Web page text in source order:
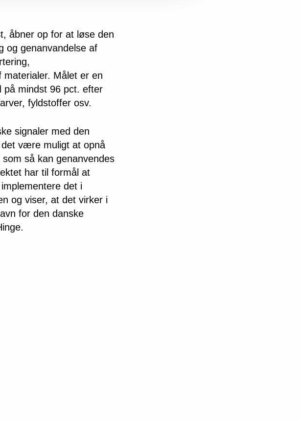
åbner op for at løse den
og genanvandelse af
materialer. Målet er en
på mindst 96 pct. efter
fyldstoffer osv.
signaler med den
være muligt at opnå
så kan genanvendes
har til formål at
det i
og viser, at det virker i
for den danske